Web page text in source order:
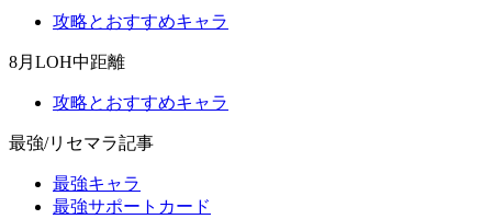
攻略とおすすめキャラ
8月LOH中距離
攻略とおすすめキャラ
最強/リセマラ記事
最強キャラ
最強サポートカード